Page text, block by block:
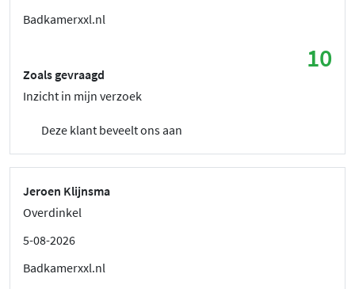
Badkamerxxl.nl
10
Zoals gevraagd
Inzicht in mijn verzoek
Deze klant beveelt ons aan
Jeroen Klijnsma
Overdinkel
5-08-2026
Badkamerxxl.nl